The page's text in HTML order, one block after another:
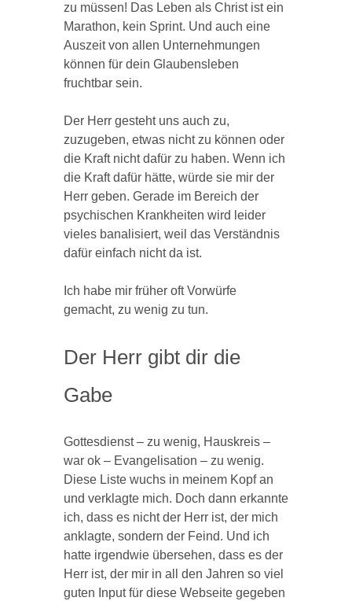
zu müssen! Das Leben als Christ ist ein
Marathon, kein Sprint. Und auch eine
Auszeit von allen Unternehmungen
können für dein Glaubensleben
fruchtbar sein.
Der Herr gesteht uns auch zu,
zuzugeben, etwas nicht zu können oder
die Kraft nicht dafür zu haben. Wenn ich
die Kraft dafür hätte, würde sie mir der
Herr geben. Gerade im Bereich der
psychischen Krankheiten wird leider
vieles banalisiert, weil das Verständnis
dafür einfach nicht da ist.
Ich habe mir früher oft Vorwürfe
gemacht, zu wenig zu tun.
Der Herr gibt dir die
Gabe
Gottesdienst – zu wenig, Hauskreis –
war ok – Evangelisation – zu wenig.
Diese Liste wuchs in meinem Kopf an
und verklagte mich. Doch dann erkannte
ich, dass es nicht der Herr ist, der mich
anklagte, sondern der Feind. Und ich
hatte irgendwie übersehen, dass es der
Herr ist, der mir in all den Jahren so viel
guten Input für diese Webseite gegeben